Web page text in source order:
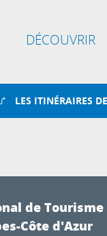
DÉCOUVRIR
LES ITINÉRAIRES
de Tourisme
Côte d'Azur